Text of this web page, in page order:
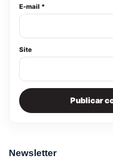
E-mail *
Site
Newsletter